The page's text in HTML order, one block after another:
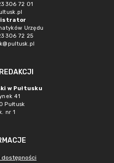
306 72 01
Urzędu
306 72 25
w Pułtusku
41
Pułtusk
nr 1
dostępności